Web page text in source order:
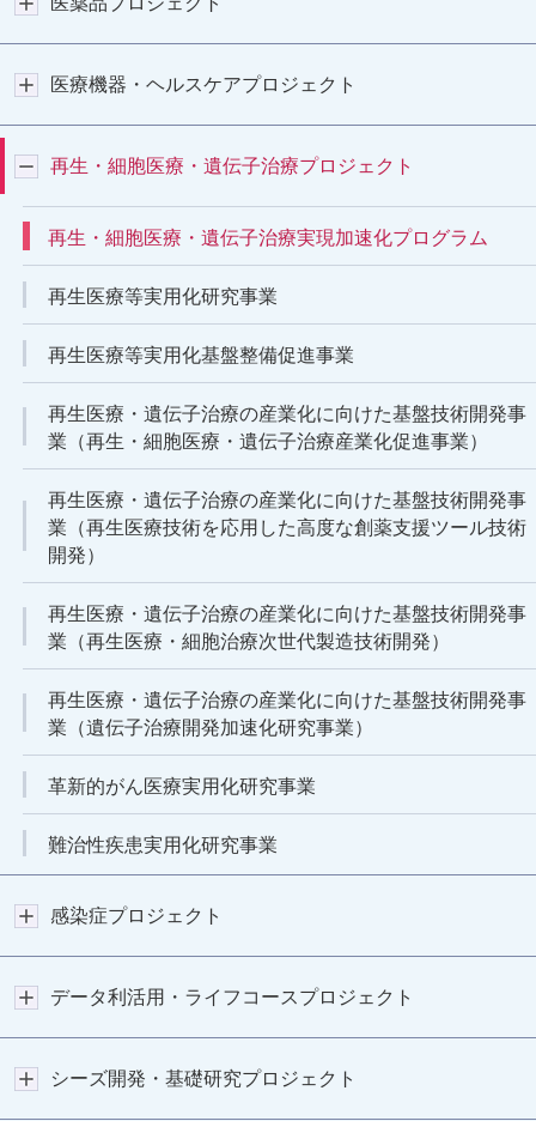
医療機器・ヘルスケアプロジェクト
再生・細胞医療・遺伝子治療プロジェクト
再生・細胞医療・遺伝子治療実現加速化プログラム
再生医療等実用化研究事業
再生医療等実用化基盤整備促進事業
再生医療・遺伝子治療の産業化に向けた基盤技術開発事
業（再生・細胞医療・遺伝子治療産業化促進事業）
再生医療・遺伝子治療の産業化に向けた基盤技術開発事
業（再生医療技術を応用した高度な創薬支援ツール技術
開発）
再生医療・遺伝子治療の産業化に向けた基盤技術開発事
業（再生医療・細胞治療次世代製造技術開発）
再生医療・遺伝子治療の産業化に向けた基盤技術開発事
業（遺伝子治療開発加速化研究事業）
革新的がん医療実用化研究事業
難治性疾患実用化研究事業
感染症プロジェクト
データ利活用・ライフコースプロジェクト
シーズ開発・基礎研究プロジェクト